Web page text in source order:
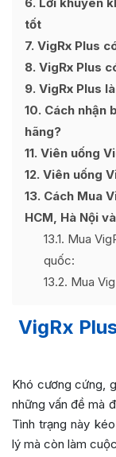
tốt
7 VigRx Plus
8 VigRx Plus
9 VigRx Plus
10 Cách nhận
hãng?
11 Viên uống
12 Viên uống
13 Cách Mua
HCM, Hà Nội
13.1 Mua
quốc:
13.2 Mua
VigRx
Khó cương cứng,
những vấn đề mà
Tình trạng này
lý mà còn làm